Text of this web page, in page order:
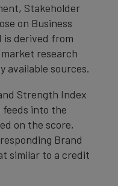
Stakeholder
on Business
is derived from
research
available sources.
Strength Index
feeds into the
on the score,
Brand
similar to a credit